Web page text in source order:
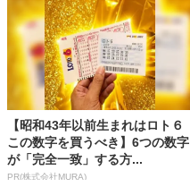
【昭和43年以前生まれはロト６
この数字を買うべき】6つの数字
が「完全一致」する方...
PR(株式会社MURA)